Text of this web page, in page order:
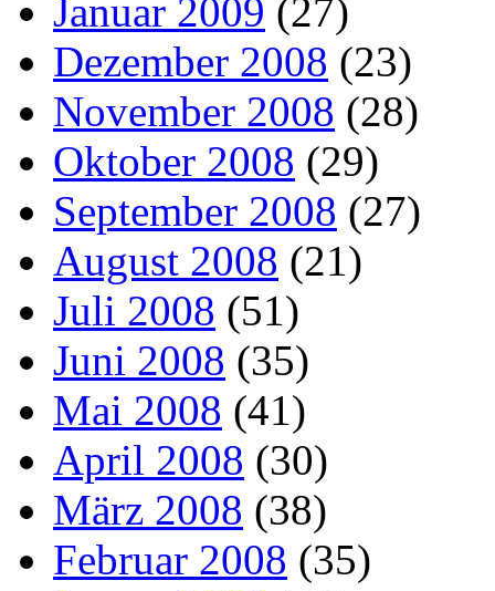
Januar 2009 (27)
Dezember 2008 (23)
November 2008 (28)
Oktober 2008 (29)
September 2008 (27)
August 2008 (21)
Juli 2008 (51)
Juni 2008 (35)
Mai 2008 (41)
April 2008 (30)
März 2008 (38)
Februar 2008 (35)